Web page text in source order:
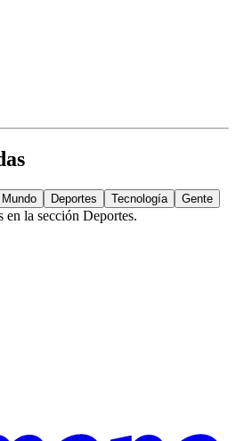
Mundo Deportes Tecnología Gente
en la sección Deportes.